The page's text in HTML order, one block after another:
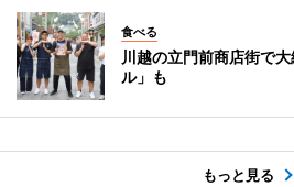
食べる
川越の立門前商店街で
ル」も
もっと見る